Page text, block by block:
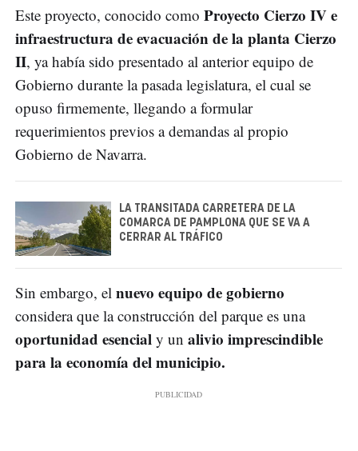
Este proyecto, conocido como Proyecto Cierzo IV e
infraestructura de evacuación de la planta Cierzo
II, ya había sido presentado al anterior equipo de
Gobierno durante la pasada legislatura, el cual se
opuso firmemente, llegando a formular
requerimientos previos a demandas al propio
Gobierno de Navarra.
LA TRANSITADA CARRETERA DE LA
COMARCA DE PAMPLONA QUE SE VA A
CERRAR AL TRÁFICO
Sin embargo, el nuevo equipo de gobierno
considera que la construcción del parque es una
oportunidad esencial y un alivio imprescindible
para la economía del municipio.